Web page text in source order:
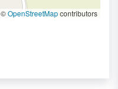
©OpenStreetMapcontributors